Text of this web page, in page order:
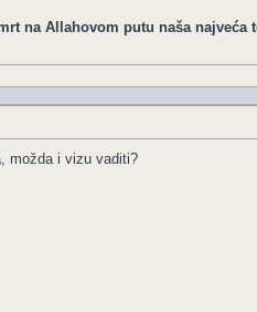
na Allahovom putu naša najveća
možda i vizu vaditi?